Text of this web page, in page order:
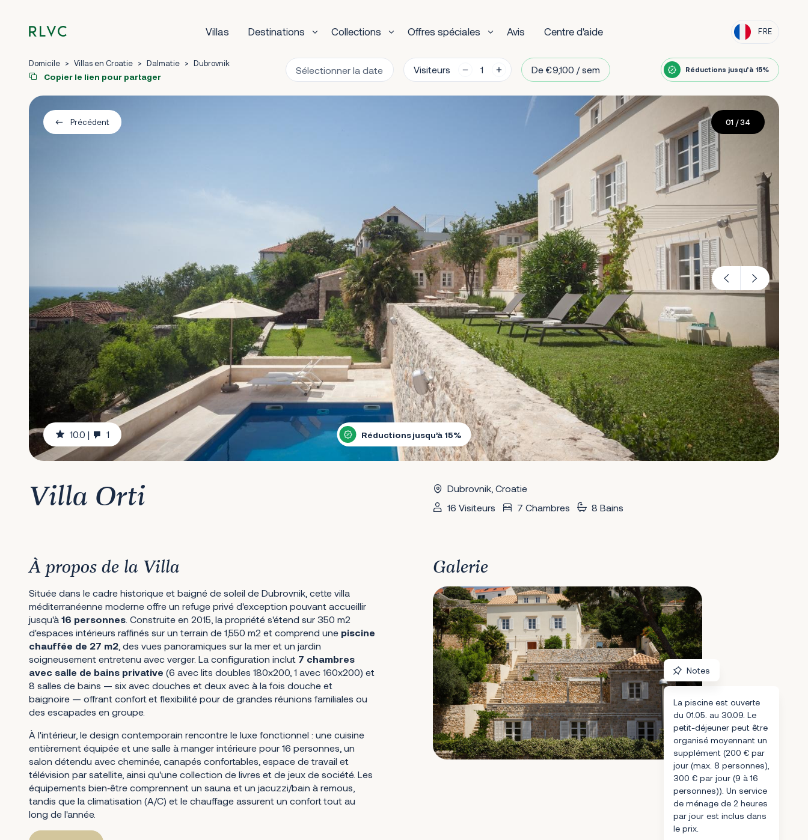
Villas Destinations Collections Offres spéciales Avis Centre d'aide FRE
Domicile > Villas en Croatie > Dalmatie > Dubrovnik
Copier le lien pour partager
Visiteurs De €9,100 / sem Réductions jusqu’à 15%
Précédent
10.0 | 1 Réductions jusqu’à 15%
01 / 34
Villa Orti
Dubrovnik, Croatie
16 Visiteurs
7 Chambres 8 Bains
À propos de la Villa
Située dans le cadre historique et baigné de soleil de Dubrovnik, cette villa
méditerranéenne moderne offre un refuge privé d'exception pouvant accueillir
jusqu'à 16 personnes . Construite en 2015, la propriété s'étend sur 350 m2
d'espaces intérieurs raffinés sur un terrain de 1,550 m2 et comprend une piscine
chauffée de 27 m2 , des vues panoramiques sur la mer et un jardin
soigneusement entretenu avec verger. La configuration inclut 7 chambres
avec salle de bains privative (6 avec lits doubles 180x200, 1 avec 160x200) et
8 salles de bains — six avec douches et deux avec à la fois douche et
baignoire — offrant confort et flexibilité pour de grandes réunions familiales ou
des escapades en groupe.
À l'intérieur, le design contemporain rencontre le luxe fonctionnel : une cuisine
entièrement équipée et une salle à manger intérieure pour 16 personnes, un
salon détendu avec cheminée, canapés confortables, espace de travail et
télévision par satellite, ainsi qu'une collection de livres et de jeux de société. Les
équipements bien‑être comprennent un sauna et un jacuzzi/bain à remous,
tandis que la climatisation (A/C) et le chauffage assurent un confort tout au
long de l'année.
Notes
La piscine est ouverte
du 01.05. au 30.09. Le
petit-déjeuner peut être
organisé moyennant un
supplément (200 € par
jour (max. 8 personnes),
300 € par jour (9 à 16
personnes)). Un service
de ménage de 2 heures
par jour est inclus dans
le prix.
Galerie